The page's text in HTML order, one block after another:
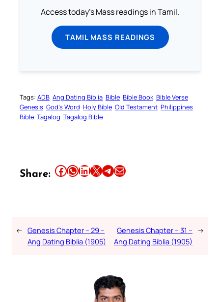
Access today's Mass readings in Tamil.
TAMIL MASS READINGS
Tags: ADB Ang Dating Biblia Bible Bible Book Bible Verse
Genesis God’s Word Holy Bible Old Testament Philippines
Bible Tagalog Tagalog Bible
Share: Share this article on Facebook Share this article on WhatsApp Share this article on LinkedIn Share this article on X Share this article on TelegramEmail this Article
← Genesis Chapter – 29 –
Ang Dating Biblia (1905)
Genesis Chapter – 31 –
Ang Dating Biblia (1905)
→